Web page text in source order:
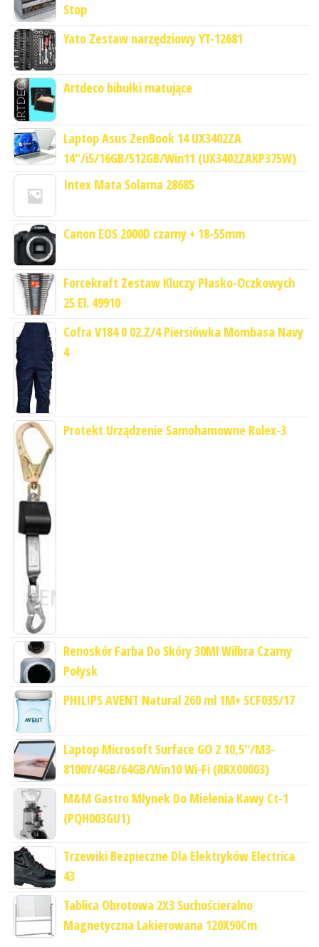
Stop
Yato Zestaw narzędziowy YT-12681
Artdeco bibułki matujące
Laptop Asus ZenBook 14 UX3402ZA
14"/i5/16GB/512GB/Win11 (UX3402ZAKP375W)
Intex Mata Solarna 28685
Canon EOS 2000D czarny + 18-55mm
Forcekraft Zestaw Kluczy Płasko-Oczkowych
25 El. 49910
Cofra V184 0 02.Z/4 Piersiówka Mombasa Navy
4
Protekt Urządzenie Samohamowne Rolex-3
Renoskór Farba Do Skóry 30Ml Wilbra Czarny
Połysk
PHILIPS AVENT Natural 260 ml 1M+ SCF035/17
Laptop Microsoft Surface GO 2 10,5"/M3-
8100Y/4GB/64GB/Win10 Wi-Fi (RRX00003)
M&M Gastro Młynek Do Mielenia Kawy Ct-1
(PQH003GU1)
Trzewiki Bezpieczne Dla Elektryków Electrica
43
Tablica Obrotowa 2X3 Suchościeralno
Magnetyczna Lakierowana 120X90Cm